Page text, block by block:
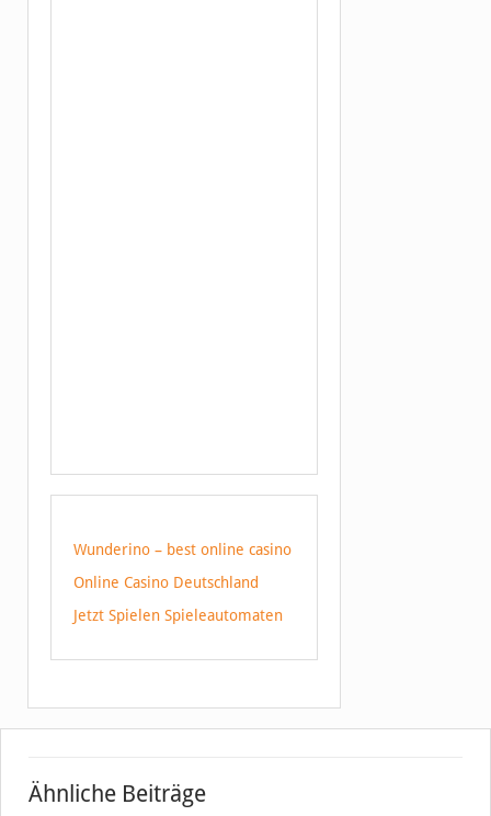
Wunderino – best online casino
Online Casino Deutschland
Jetzt Spielen Spieleautomaten
Ähnliche Beiträge